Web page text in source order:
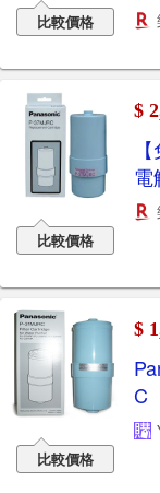
比較價格
比較價格
$
電
比較價格
$
C